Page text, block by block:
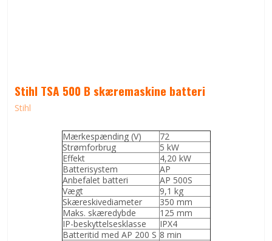
Stihl TSA 500 B skæremaskine batteri
Stihl
Mærkespænding (V)
72
Strømforbrug
5 kW
Effekt
4,20 kW
Batterisystem
AP
Anbefalet batteri
AP 500S
Vægt
9,1 kg
Skæreskivediameter
350 mm
Maks. skæredybde
125 mm
IP-beskyttelsesklasse
IPX4
Batteritid med AP 200 S 8 min